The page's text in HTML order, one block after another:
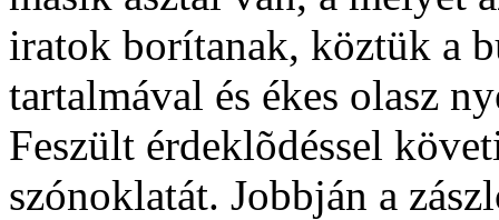
iratok borítanak, köztük a
tartalmával és ékes olasz
Feszült érdeklõdéssel
szónoklatát. Jobbján a